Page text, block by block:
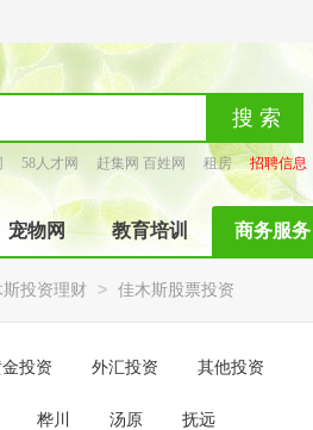
58人才网 赶集网 百姓网 租房
招聘信息
宠物网 教育培训 商务服务
斯投资理财 > 佳木斯股票投资
投资 外汇投资 其他投资
桦川 汤原 抚远